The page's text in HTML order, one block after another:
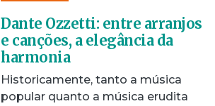
Dante Ozzetti: entre arranjos
e canções, a elegância da
harmonia
Historicamente, tanto a música
popular quanto a música erudita